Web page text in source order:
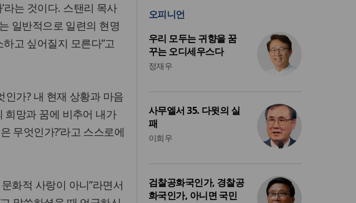
라는 것이다. 스탠리 목사
일반적으로 일련의 현명
고 싶어질지 모른다”고
인가? 내 현재 상황과 마음
희망과 꿈에 비추어 내가
무엇인가?’라고 스스로에
화적 사랑이 아니”라면서
오피니언
우리 모두는 귀향을 꿈
꾸는 오디세우스다
정재우
사무엘서 35. 다윗의 실
패
이희우
검찰공화국인가, 경찰공
화국인가, 아니면 국민